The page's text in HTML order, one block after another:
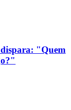
dispara: "Quem